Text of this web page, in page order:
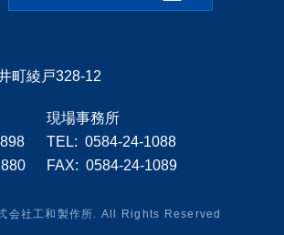
町綾戸328-12
現場事務所
0584-24-1088
0584-24-1089
会社工和製作所. All Rights Reserved